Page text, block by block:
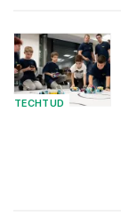
TECHTUD